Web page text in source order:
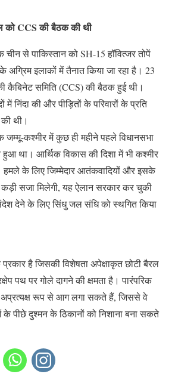
को CCS की बैठक की थी
चीन से पाकिस्तान को SH-15 हॉवित्जर तोपें
अग्रिम इलाकों में तैनात किया जा रहा है। 23
कैबिनेट समिति (CCS) की बैठक हुई थी।
निंदा की और पीड़ितों के परिवारों के प्रति
थी।
जम्मू-कश्मीर में कुछ ही महीने पहले विधानसभा
था। आर्थिक विकास की दिशा में भी कश्मीर
हमले के लिए जिम्मेदार आतंकवादियों और इसके
सजा मिलेगी, यह ऐलान सरकार कर चुकी
देने के लिए सिंधु जल संधि को स्थगित किया
प्रकार है जिसकी विशेषता अपेक्षाकृत छोटी बैरल
पथ पर गोले दागने की क्षमता है। पारंपरिक
अप्रत्यक्ष रूप से आग लगा सकते हैं, जिससे वे
पीछे दुश्मन के ठिकानों को निशाना बना सकते